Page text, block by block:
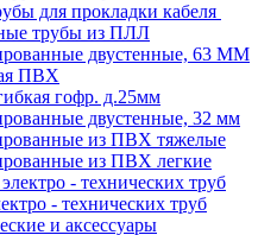
для прокладки кабеля
трубы из ПЛЛ
двустенные, 63 ММ
ПВХ
гофр. д.25мм
двустенные, 32 мм
из ПВХ тяжелые
из ПВХ легкие
- технических труб